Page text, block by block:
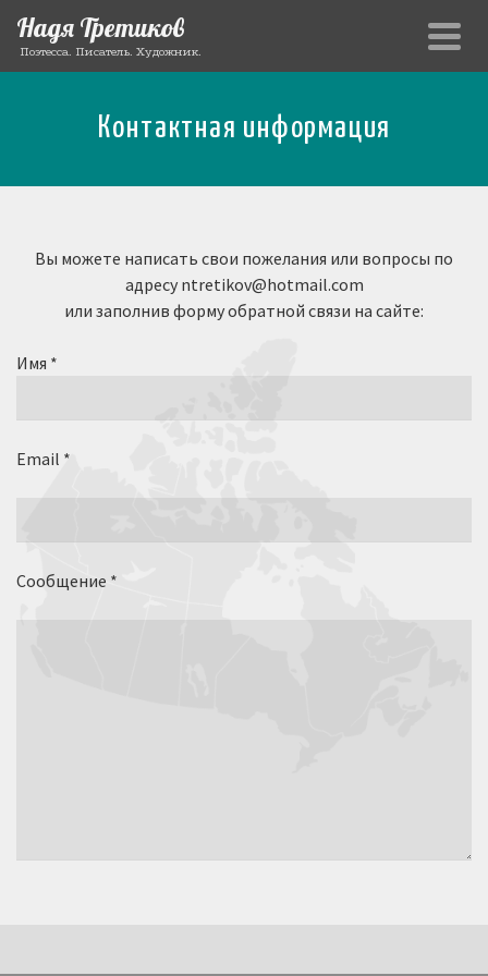
Надя Третиков
Поэтесса. Писатель. Художник.
Контактная информация
Вы можете написать свои пожелания или вопросы по
адресу ntretikov@hotmail.com
или заполнив форму обратной связи на сайте:
Имя *
Email *
Сообщение *